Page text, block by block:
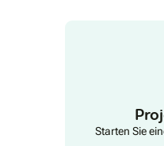
Starten Sie